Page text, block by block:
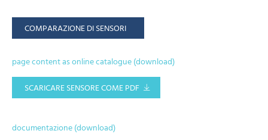
COMPARAZIONE DI SENSORI
page content as online catalogue (download)
SCARICARE SENSORE COME PDF
documentazione (download)